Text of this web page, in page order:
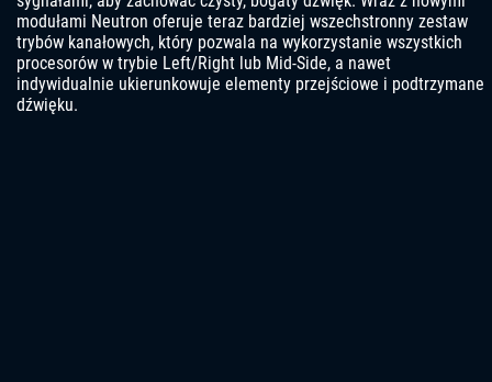
modułami Neutron oferuje teraz bardziej wszechstronny zestaw
trybów kanałowych, który pozwala na wykorzystanie wszystkich
procesorów w trybie Left/Right lub Mid-Side, a nawet
indywidualnie ukierunkowuje elementy przejściowe i podtrzymane
dźwięku.